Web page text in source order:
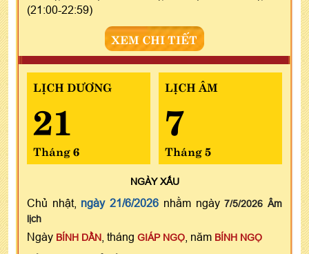
(21:00-22:59)
XEM CHI TIẾT
LỊCH DƯƠNG
21
Tháng 6
LỊCH ÂM
7
Tháng 5
NGÀYXẤU
Chủ nhật, ngày 21/6/2026 nhằm ngày7/5/2026 Âm
lịch
Ngày BÍNH DẦN , tháng GIÁP NGỌ , năm BÍNH NGỌ